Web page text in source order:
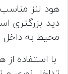
هود لنز مناسب
دید بزرگتری
محیط به داخل
با استفاده از